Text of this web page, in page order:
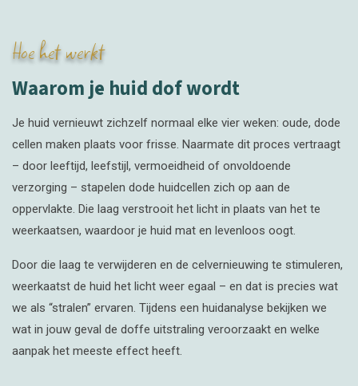
Hoe het werkt
Waarom je huid dof wordt
Je huid vernieuwt zichzelf normaal elke vier weken: oude, dode
cellen maken plaats voor frisse. Naarmate dit proces vertraagt
– door leeftijd, leefstijl, vermoeidheid of onvoldoende
verzorging – stapelen dode huidcellen zich op aan de
oppervlakte. Die laag verstrooit het licht in plaats van het te
weerkaatsen, waardoor je huid mat en levenloos oogt.
Door die laag te verwijderen en de celvernieuwing te stimuleren,
weerkaatst de huid het licht weer egaal – en dat is precies wat
we als “stralen” ervaren. Tijdens een huidanalyse bekijken we
wat in jouw geval de doffe uitstraling veroorzaakt en welke
aanpak het meeste effect heeft.